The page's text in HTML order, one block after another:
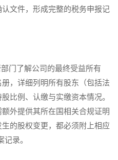
文件，形成完整的税务申报记
了解公司的最终受益所有
，详细列明所有股东（包括法
比例、认缴与实缴资本情况。
外提供其所在国相关合规证明
的股权变更，都必须附上相应
录。